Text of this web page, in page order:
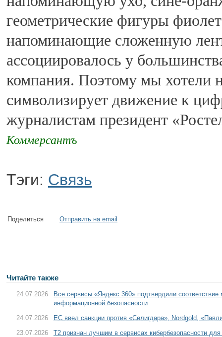
геометрические фигуры
напоминающие сложенную
ассоциировалось у
компания. Поэтому мы хотели
символизирует движение к
журналистам президент
Коммерсантъ
Тэги: Связь
Поделиться Отправить на email
Читайте также
24.07.2026
Все сервисы «Яндекс 360» подтвердили
информационной безопасности
24.07.2026
ЕС ввел санкции против «Селигдара», Nordgold,
23.07.2026
T2 признан лучшим в сервисах кибербезопасности